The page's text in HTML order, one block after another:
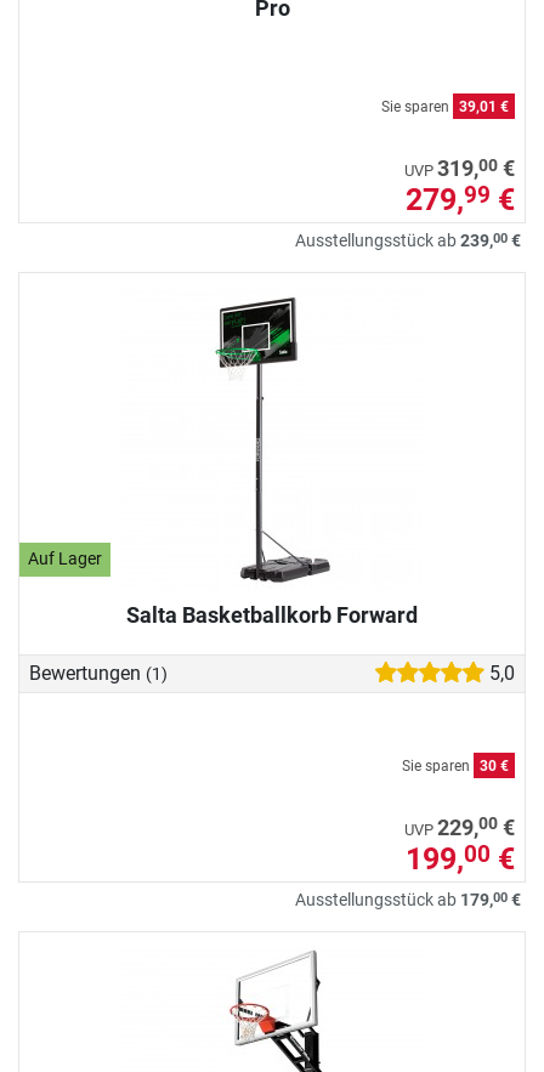
Pro
Sie sparen 39,01 €
UVP 319,00 €
279,99 €
Ausstellungsstück ab239,00 €
Auf Lager
Salta Basketballkorb Forward
Bewertungen (1) 5,0
Sie sparen 30 €
UVP 229,00 €
199,00 €
Ausstellungsstück ab 179,00 €